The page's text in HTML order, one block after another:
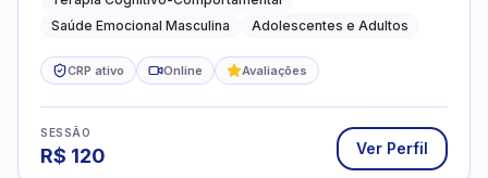
Saúde Emocional Masculina
Adolescentes e Adultos
CRP ativo Online Avaliações
SESSÃO
R$ 120 Ver Perfil